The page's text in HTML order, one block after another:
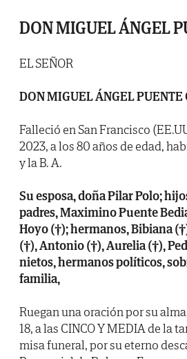
DON MIGUEL ÁNGEL
EL SEÑOR
DON MIGUEL ÁNGEL PUENTE
Falleció en San Francisco
2023, a los 80 años de edad,
y la B. A.
Su esposa, doña Pilar Polo;
padres, Maximino Puente
Hoyo (†); hermanos, Bibiana
(†), Antonio (†), Aurelia (†),
nietos, hermanos políticos,
familia,
Ruegan una oración por su
18, a las CINCO Y MEDIA de la
misa funeral, por su eterno